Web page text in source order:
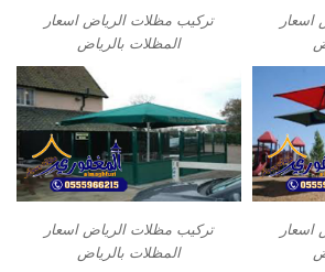
تركيب مظلات الرياض اسعار
المظلات بالرياض
اسعار
تركيب مظلات الرياض اسعار
المظلات بالرياض
اسعار